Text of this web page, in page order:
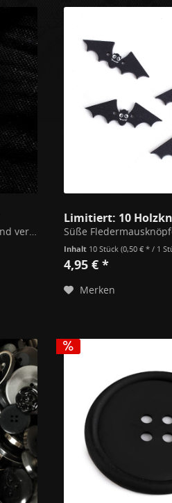
Inhalt 10 Stück(0,50 € * / 1
4,95 € *
Merken